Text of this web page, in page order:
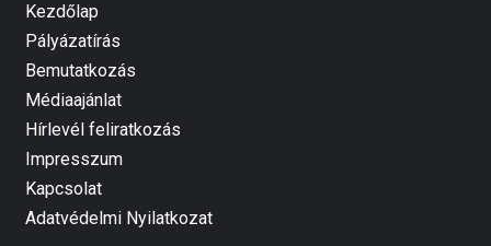
Kezdőlap
Pályázatírás
Bemutatkozás
Médiaajánlat
Hírlevél feliratkozás
Impresszum
Kapcsolat
Adatvédelmi Nyilatkozat